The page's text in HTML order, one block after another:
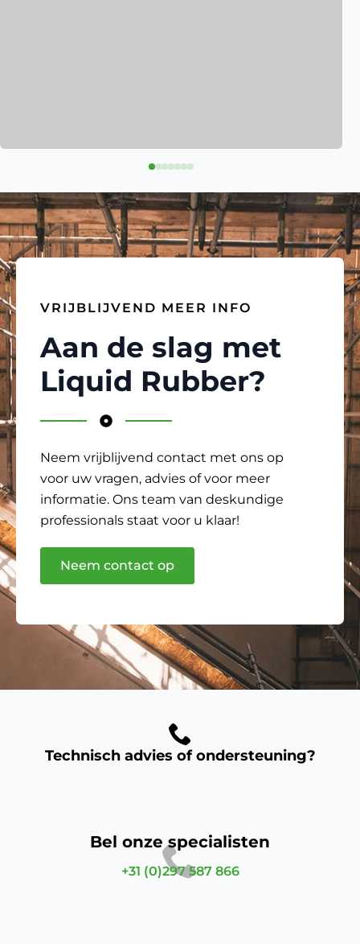
VRIJBLIJVEND MEER INFO
Aan de slag met
Liquid Rubber?
Neem vrijblijvend contact met ons op
voor uw vragen, advies of voor meer
informatie. Ons team van deskundige
professionals staat voor u klaar!
Neem contact op
Technisch advies of ondersteuning?
Bel onze specialisten
+31 (0)297 587 866